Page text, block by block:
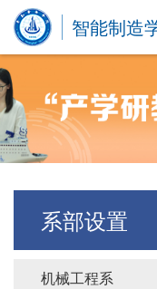
智能制造
系部设置
机械工程系